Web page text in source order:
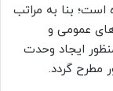
است؛ بنا به مراتب
عمومی و
ایجاد وحدت
مطرح گردد.